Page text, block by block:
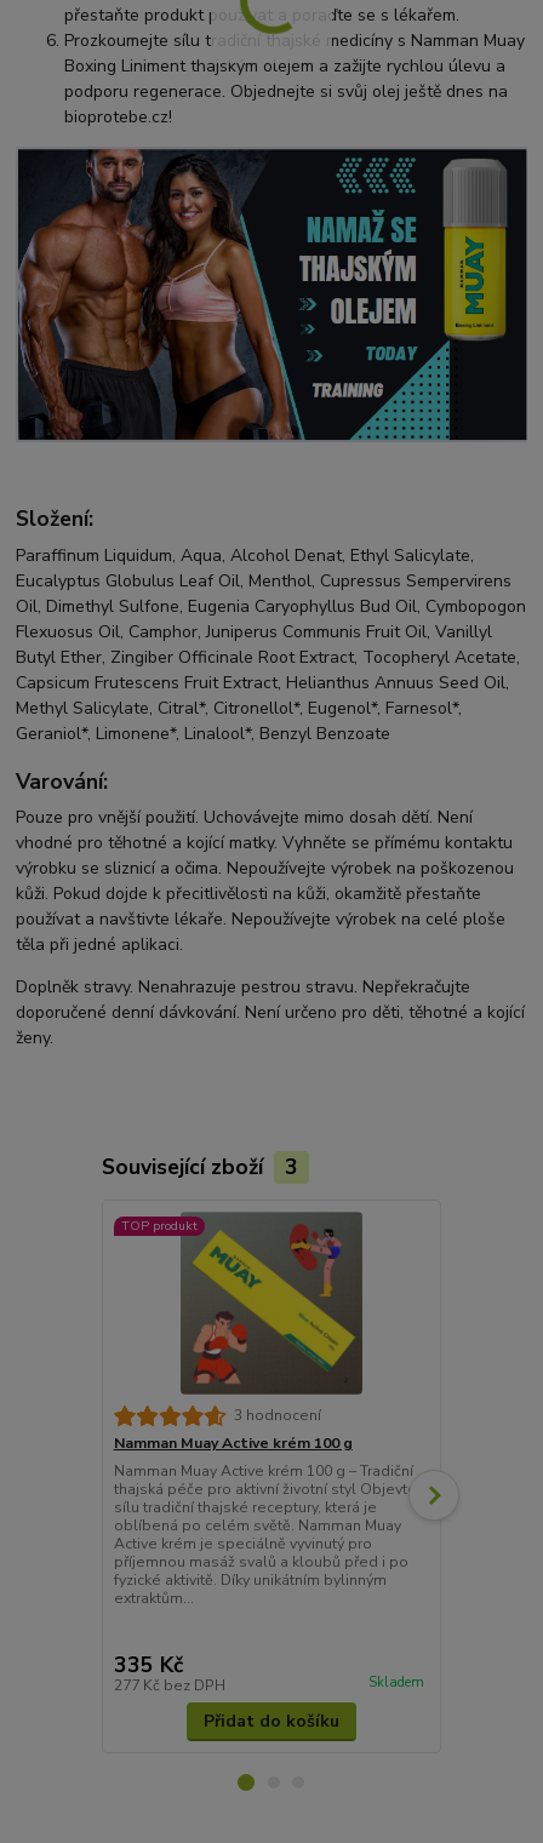
přestaňte produkt používat a poraďte se s lékařem.
Prozkoumejte sílu tradiční thajské medicíny s Namman Muay
Boxing Liniment thajským olejem a zažijte rychlou úlevu a
podporu regenerace. Objednejte si svůj olej ještě dnes na
bioprotebe.cz!
Složení:
Paraffinum Liquidum, Aqua, Alcohol Denat, Ethyl Salicylate,
Eucalyptus Globulus Leaf Oil, Menthol, Cupressus Sempervirens
Oil, Dimethyl Sulfone, Eugenia Caryophyllus Bud Oil, Cymbopogon
Flexuosus Oil, Camphor, Juniperus Communis Fruit Oil, Vanillyl
Butyl Ether, Zingiber Officinale Root Extract, Tocopheryl Acetate,
Capsicum Frutescens Fruit Extract, Helianthus Annuus Seed Oil,
Methyl Salicylate, Citral*, Citronellol*, Eugenol*, Farnesol*,
Geraniol*, Limonene*, Linalool*, Benzyl Benzoate
Varování:
Pouze pro vnější použití. Uchovávejte mimo dosah dětí. Není
vhodné pro těhotné a kojící matky. Vyhněte se přímému kontaktu
výrobku se sliznicí a očima. Nepoužívejte výrobek na poškozenou
kůži. Pokud dojde k přecitlivělosti na kůži, okamžitě přestaňte
používat a navštivte lékaře. Nepoužívejte výrobek na celé ploše
těla při jedné aplikaci.
Doplněk stravy. Nenahrazuje pestrou stravu. Nepřekračujte
doporučené denní dávkování. Není určeno pro děti, těhotné a kojící
ženy.
Související zboží 3
TOP produkt
3 hodnocení
Namman Muay Active krém 100 g
Namman Muay Active krém 100 g – Tradiční
thajská péče pro aktivní životní styl Objevte
sílu tradiční thajské receptury, která je
oblíbená po celém světě. Namman Muay
Active krém je speciálně vyvinutý pro
příjemnou masáž svalů a kloubů před i po
fyzické aktivitě. Díky unikátním bylinným
extraktům...
335 Kč
277 Kč bez DPH Skladem
Přidat do košíku